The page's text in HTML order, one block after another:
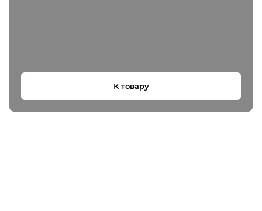
К товару